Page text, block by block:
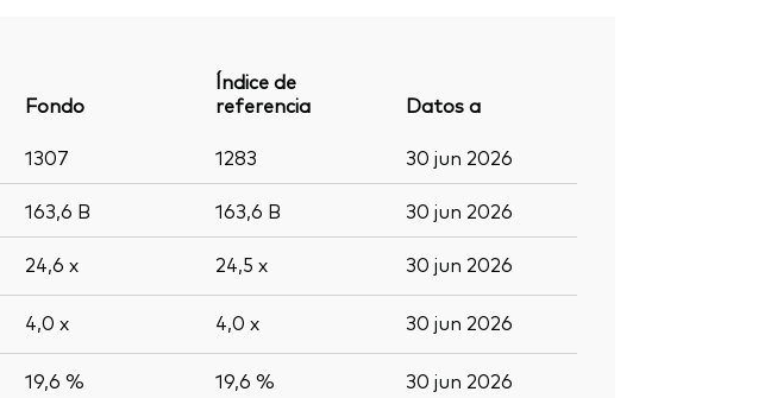
Fondo
Índice de
referencia
Datos a
1307 1283 30 jun 2026
163,6 B 163,6 B 30 jun 2026
24,6 x 24,5 x 30 jun 2026
4,0 x 4,0 x 30 jun 2026
19,6 % 19,6 % 30 jun 2026